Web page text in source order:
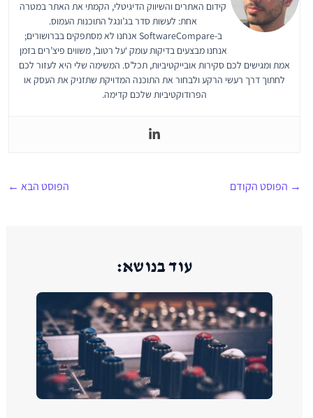
קידום האתרים והשיווק הדיגיטלי, הקמתי את האתר במטרה
אחת: לעשות סדר בג’ונגל התוכנות העמוס.
ב-SoftwareCompare אנחנו לא מסתפקים בברושורים;
אנחנו מבצעים בדיקות עומק ‘על רטוב’, משווים פיצ’רים בזמן
אמת ומגישים לכם סקירות אובייקטיביות, תכל’ס. המשימה שלי היא לעזור לכם
לחתוך דרך רעשי הרקע ולבחור את התוכנה המדויקת שתזניק את העסק או
הפרודוקטיביות שלכם קדימה.
→ הפוסט הקודם הפוסט הבא ←
עוד בנושא: